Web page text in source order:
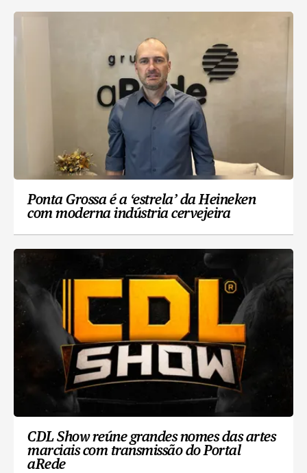
Ponta Grossa é a ‘estrela’ da Heineken
com moderna indústria cervejeira
CDL Show reúne grandes nomes das artes
marciais com transmissão do Portal
aRede